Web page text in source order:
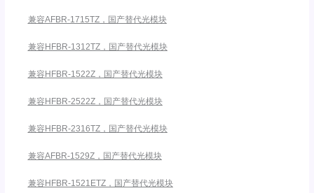
兼容AFBR-1715TZ，国产替代光模块
兼容HFBR-1312TZ，国产替代光模块
兼容HFBR-1522Z，国产替代光模块
兼容HFBR-2522Z，国产替代光模块
兼容HFBR-2316TZ，国产替代光模块
兼容AFBR-1529Z，国产替代光模块
兼容HFBR-1521ETZ，国产替代光模块